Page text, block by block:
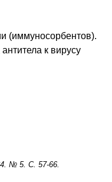
(иммуносорбентов).
к вирусу
№ 5. С. 57-66.